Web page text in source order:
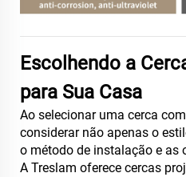
Escolhendo a
para Sua Casa
Ao selecionar uma cerca
considerar não apenas o
o método de instalação e as
A Treslam oferece cercas